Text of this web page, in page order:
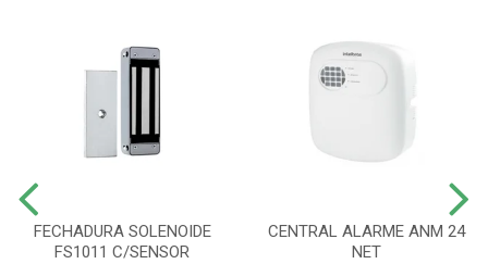
FECHADURA SOLENOIDE
FS1011 C/SENSOR
CENTRAL ALARME ANM 24
NET